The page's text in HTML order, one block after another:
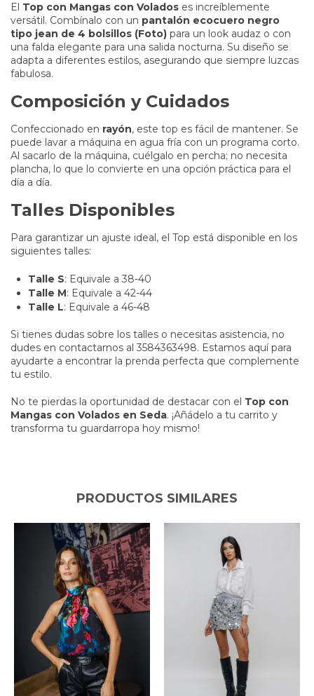
El Top con Mangas con Volados es increíblemente
versátil. Combínalo con un pantalón ecocuero negro
tipo jean de 4 bolsillos (Foto) para un look audaz o con
una falda elegante para una salida nocturna. Su diseño se
adapta a diferentes estilos, asegurando que siempre luzcas
fabulosa.
Composición y Cuidados
Confeccionado en rayón, este top es fácil de mantener. Se
puede lavar a máquina en agua fría con un programa corto.
Al sacarlo de la máquina, cuélgalo en percha; no necesita
plancha, lo que lo convierte en una opción práctica para el
día a día.
Talles Disponibles
Para garantizar un ajuste ideal, el Top está disponible en los
siguientes talles:
Talle S: Equivale a 38-40
Talle M: Equivale a 42-44
Talle L: Equivale a 46-48
Si tienes dudas sobre los talles o necesitas asistencia, no
dudes en contactarnos al 3584363498. Estamos aquí para
ayudarte a encontrar la prenda perfecta que complemente
tu estilo.
No te pierdas la oportunidad de destacar con el Top con
Mangas con Volados en Seda. ¡Añádelo a tu carrito y
transforma tu guardarropa hoy mismo!
PRODUCTOS SIMILARES